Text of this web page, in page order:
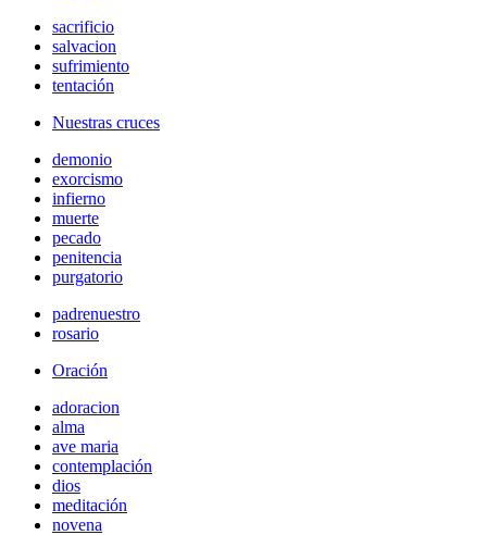
sacrificio
salvacion
sufrimiento
tentación
Nuestras cruces
demonio
exorcismo
infierno
muerte
pecado
penitencia
purgatorio
padrenuestro
rosario
Oración
adoracion
alma
ave maria
contemplación
dios
meditación
novena